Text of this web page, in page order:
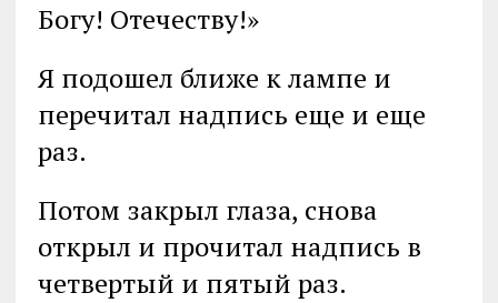
Богу! Отечеству!»
Я подошел ближе к лампе и
перечитал надпись еще и еще
раз.
Потом закрыл глаза, снова
открыл и прочитал надпись в
четвертый и пятый раз.